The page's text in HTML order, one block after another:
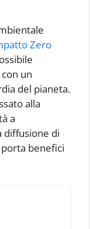
Zero
un
del pianeta.
alla
a
diffusione di
benefici